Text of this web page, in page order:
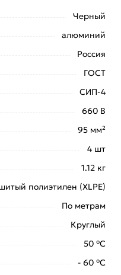
Провод СИП-4
в Москве и
обработают
условий
оформлением
с
отзывами.
Черный
алюминий
Россия
ГОСТ
СИП-4
660 В
95 мм²
4 шт
1.12 кг
полиэтилен (XLPE)
По метрам
Круглый
50 °С
- 60 °С